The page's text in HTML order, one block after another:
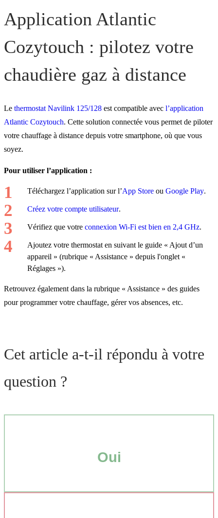
Application Atlantic
Cozytouch : pilotez votre
chaudière gaz à distance
Le thermostat Navilink 125/128 est compatible avec l’application
Atlantic Cozytouch. Cette solution connectée vous permet de piloter
votre chauffage à distance depuis votre smartphone, où que vous
soyez.
Pour utiliser l’application :
Téléchargez l’application sur l’App Store ou Google Play.
Créez votre compte utilisateur.
Vérifiez que votre connexion Wi-Fi est bien en 2,4 GHz.
Ajoutez votre thermostat en suivant le guide « Ajout d’un
appareil » (rubrique « Assistance » depuis l'onglet «
Réglages »).
Retrouvez également dans la rubrique « Assistance » des guides
pour programmer votre chauffage, gérer vos absences, etc.
Cet article a-t-il répondu à votre
question ?
Oui